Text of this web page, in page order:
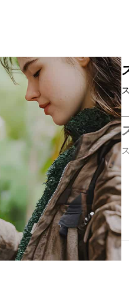
with
標準SIM
USB 2.0ポ
Bluetooth
4G LTE
802.11b/
10W未満